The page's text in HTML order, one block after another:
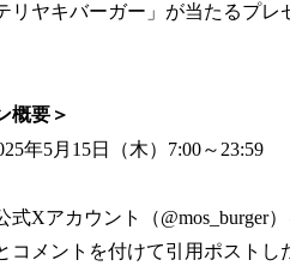
リヤキバーガー」が当たるプレ
概要＞
年5月15日（木）7:00～23:59
式Xアカウント（@mos_burger
コメントを付けて引用ポスト